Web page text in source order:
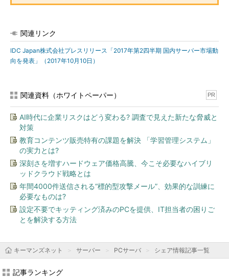
関連リンク
IDC Japan株式会社プレスリリース「2017年第2四半期 国内サーバー市場動
向を発表」（2017年10月10日）
関連資料（ホワイトペーパー） PR
AI時代に企業リスクはどう変わる? 調査で見えた新たな脅威と
対策
教育コンテンツ販売特有の課題を解決 「学習管理システム」
の実力とは?
深刻さを増すハードウェア価格高騰、今こそ必要なハイブリ
ッドクラウド戦略とは
年間4000件送信される“標的型攻撃メール”、効果的な訓練に
必要なものは?
設定不要でキッティング済みのPCを提供、IT担当者の困りご
とを解決する方法
キーマンズネット サーバー PCサーバ シェア情報記事一覧
記事ランキング